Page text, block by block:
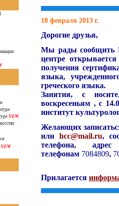
NEW
NEW
18 февраля 2013 г.
Дорогие друзья,
Мы рады сообщить
центре
получения
языка,
греческого языка.
Занятия, с
воскресеньям , с
институт
Желающих
или hcc@mail.ru,
телефона,
телефонам 7084809,
Прилагается